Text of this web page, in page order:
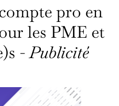
pro en
les PME et
-Publicité